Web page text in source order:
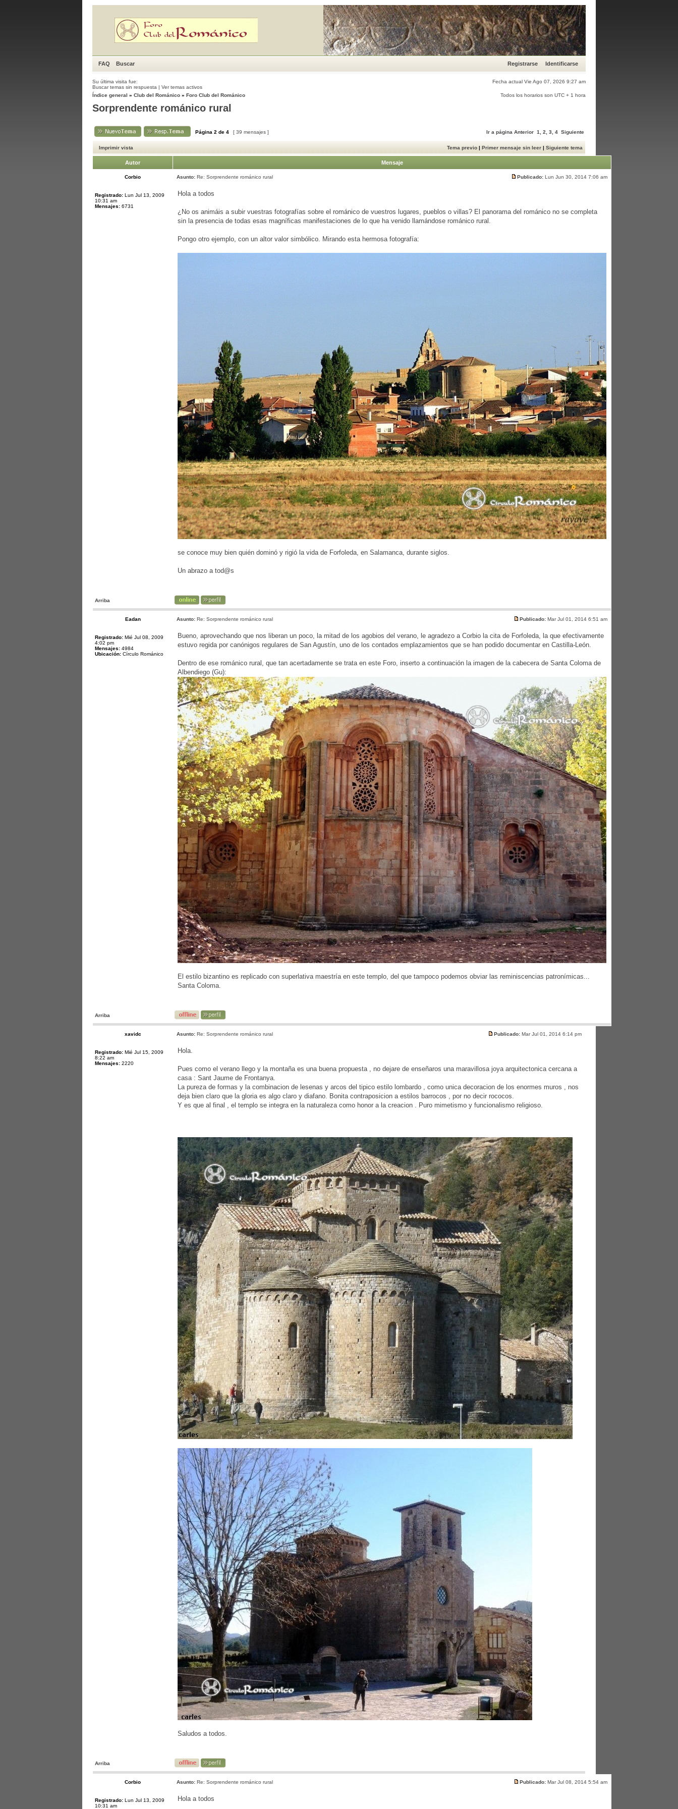
FAQ Buscar Registrarse Identificarse
Su última visita fue:
Fecha actual Vie Ago 07, 2026 9:27 am
Buscar temas sin respuesta | Ver temas activos
Índice general » Club del Románico » Foro Club del Románico Todos los horarios son UTC + 1 hora
Sorprendente románico rural
Página 2 de 4 [ 39 mensajes ] Ir a página Anterior 1 2 3 4 Siguiente
Imprimir vista Tema previo | Primer mensaje sin leer | Siguiente tema
Autor Mensaje
Corbio Asunto: Re: Sorprendente románico rural Publicado: Lun Jun 30, 2014 7:06 am
Registrado: Lun Jul 13, 2009
10:31 am
Mensajes: 6731
Hola a todos
¿No os animáis a subir vuestras fotografías sobre el románico de vuestros lugares, pueblos o villas? El panorama del románico no se completa
sin la presencia de todas esas magníficas manifestaciones de lo que ha venido llamándose románico rural.
Pongo otro ejemplo, con un altor valor simbólico. Mirando esta hermosa fotografía:
se conoce muy bien quién dominó y rigió la vida de Forfoleda, en Salamanca, durante siglos.
Un abrazo a tod@s
Arriba
Eadan Asunto: Re: Sorprendente románico rural Publicado: Mar Jul 01, 2014 6:51 am
Registrado: Mié Jul 08, 2009
4:02 pm
Mensajes: 4984
Ubicación: Círculo Románico
Bueno, aprovechando que nos liberan un poco, la mitad de los agobios del verano, le agradezo a Corbio la cita de Forfoleda, la que efectivamente
estuvo regida por canónigos regulares de San Agustín, uno de los contados emplazamientos que se han podido documentar en Castilla-León.
Dentro de ese románico rural, que tan acertadamente se trata en este Foro, inserto a continuación la imagen de la cabecera de Santa Coloma de
Albendiego (Gu):
El estilo bizantino es replicado con superlativa maestría en este templo, del que tampoco podemos obviar las reminiscencias patronímicas...
Santa Coloma.
Arriba
xavidc Asunto: Re: Sorprendente románico rural Publicado: Mar Jul 01, 2014 6:14 pm
Registrado: Mié Jul 15, 2009
8:22 am
Mensajes: 2220
Hola.
Pues como el verano llego y la montaña es una buena propuesta , no dejare de enseñaros una maravillosa joya arquitectonica cercana a
casa : Sant Jaume de Frontanya.
La pureza de formas y la combinacion de lesenas y arcos del tipico estilo lombardo , como unica decoracion de los enormes muros , nos
deja bien claro que la gloria es algo claro y diafano. Bonita contraposicion a estilos barrocos , por no decir rococos.
Y es que al final , el templo se integra en la naturaleza como honor a la creacion . Puro mimetismo y funcionalismo religioso.
Saludos a todos.
Arriba
Corbio Asunto: Re: Sorprendente románico rural Publicado: Mar Jul 08, 2014 5:54 am
Registrado: Lun Jul 13, 2009
10:31 am
Hola a todos